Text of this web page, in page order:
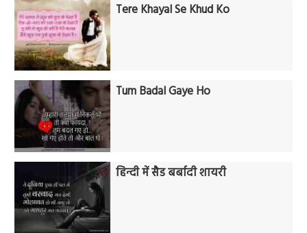
Tere Khayal Se Khud Ko
Tum Badal Gaye Ho
हिन्दी में सैड बर्बादी शायरी